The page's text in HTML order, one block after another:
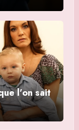
l’on sait